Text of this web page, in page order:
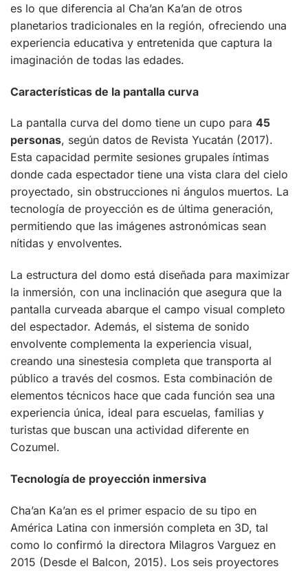
es lo que diferencia al Cha’an Ka’an de otros
planetarios tradicionales en la región, ofreciendo una
experiencia educativa y entretenida que captura la
imaginación de todas las edades.
Características de la pantalla curva
La pantalla curva del domo tiene un cupo para 45
personas, según datos de Revista Yucatán (2017).
Esta capacidad permite sesiones grupales íntimas
donde cada espectador tiene una vista clara del cielo
proyectado, sin obstrucciones ni ángulos muertos. La
tecnología de proyección es de última generación,
permitiendo que las imágenes astronómicas sean
nítidas y envolventes.
La estructura del domo está diseñada para maximizar
la inmersión, con una inclinación que asegura que la
pantalla curveada abarque el campo visual completo
del espectador. Además, el sistema de sonido
envolvente complementa la experiencia visual,
creando una sinestesia completa que transporta al
público a través del cosmos. Esta combinación de
elementos técnicos hace que cada función sea una
experiencia única, ideal para escuelas, familias y
turistas que buscan una actividad diferente en
Cozumel.
Tecnología de proyección inmersiva
Cha’an Ka’an es el primer espacio de su tipo en
América Latina con inmersión completa en 3D, tal
como lo confirmó la directora Milagros Varguez en
2015 (Desde el Balcon, 2015). Los seis proyectores